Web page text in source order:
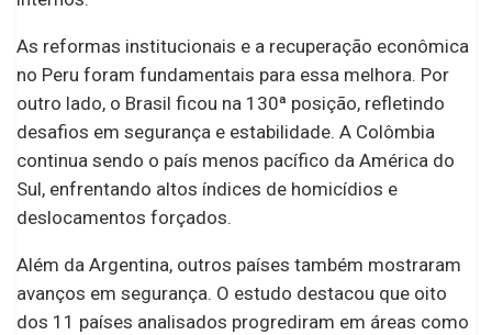
As reformas institucionais e a recuperação econômica
no Peru foram fundamentais para essa melhora. Por
outro lado, o Brasil ficou na 130ª posição, refletindo
desafios em segurança e estabilidade. A Colômbia
continua sendo o país menos pacífico da América do
Sul, enfrentando altos índices de homicídios e
deslocamentos forçados.
Além da Argentina, outros países também mostraram
avanços em segurança. O estudo destacou que oito
dos 11 países analisados progrediram em áreas como